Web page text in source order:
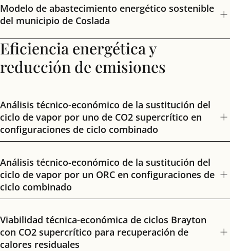
Modelo de abastecimiento energético sostenible
del municipio de Coslada
Eficiencia energética y
reducción de emisiones
Análisis técnico-económico de la sustitución del
ciclo de vapor por uno de CO2 supercrítico en
configuraciones de ciclo combinado
Análisis técnico-económico de la sustitución del
ciclo de vapor por un ORC en configuraciones de
ciclo combinado
Viabilidad técnica-económica de ciclos Brayton
con CO2 supercrítico para recuperación de
calores residuales